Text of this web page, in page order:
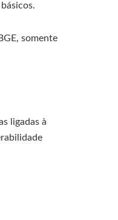
somente
ligadas à